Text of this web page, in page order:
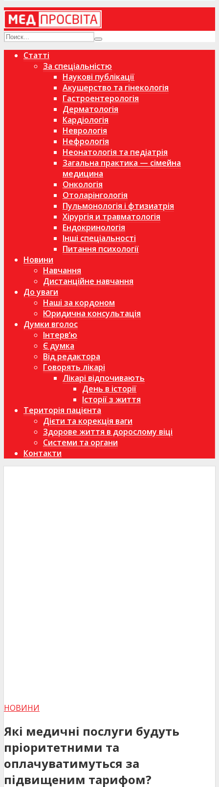
Статті
За спеціальністю
Наукові публікації
Акушерство та гінекологія
Гастроентерологія
Дерматологія
Кардіологія
Неврологія
Нефрологія
Неонатологія та педіатрія
Загальна практика — сімейна
медицина
Онкологія
Отоларінгологія
Пульмонологія і фтизиатрія
Хірургія и травматологія
Ендокринологія
Інші спеціальності
Питання психології
Новини
Навчання
Дистанційне навчання
До уваги
Наші за кордоном
Юридична консультація
Думки вголос
Інтерв’ю
Є думка
Від редактора
Говорять лікарі
Лікарі відпочивають
День в історії
Історії з життя
Територія пацієнта
Дієти та корекція ваги
Здорове життя в дорослому віці
Системи та органи
Контакти
НОВИНИ
Які медичні послуги будуть
пріоритетними та
оплачуватимуться за
підвищеним тарифом?